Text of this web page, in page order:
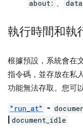
about: 、
執行時間和執
根據預設，系統會在
指令碼，並存放在私
功能無法存取。您可
"run_at" -
document_idle